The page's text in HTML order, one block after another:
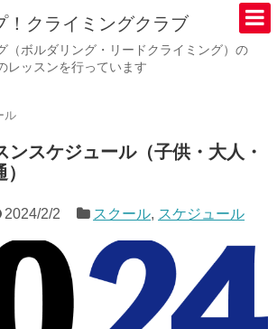
！クライミングクラブ
（ボルダリング・リードクライミング）の
レッスンを行っています
ル
ンスケジュール（子供・大人・
2024/2/2 スクール, スケジュール